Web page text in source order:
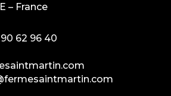
– France
62 96 40